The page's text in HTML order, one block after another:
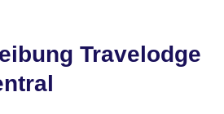
Travelodge